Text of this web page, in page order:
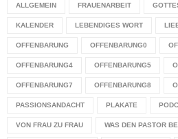
ALLGEMEIN FRAUENARBEIT
KALENDER LEBENDIGES WORT
OFFENBARUNG OFFENBARUNG0
OFFENBARUNG4 OFFENBARUNG5
OFFENBARUNG7 OFFENBARUNG8
PASSIONSANDACHT PLAKATE
VON FRAU ZU FRAU WAS DEN PASTOR